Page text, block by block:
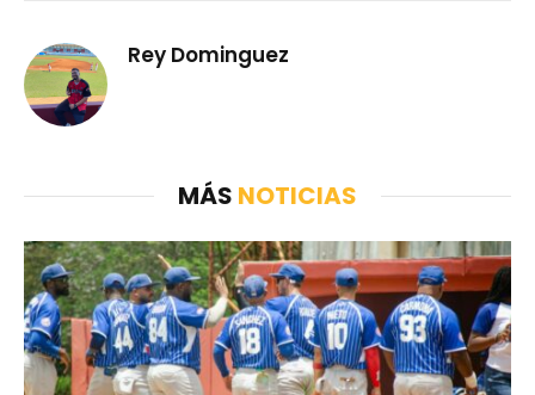
Rey Dominguez
MÁS NOTICIAS